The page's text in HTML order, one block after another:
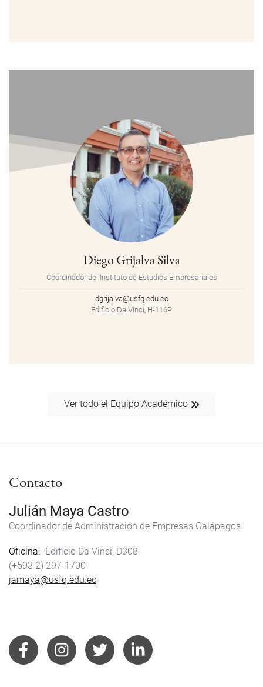
Diego Grijalva Silva
Coordinador del Instituto de Estudios Empresariales
dgrijalva@usfq.edu.ec
Edificio Da Vinci, H-116P
Ver todo el Equipo Académico
Contacto
Julián Maya Castro
Coordinador de Administración de Empresas Galápagos
Oficina
Edificio Da Vinci, D308
(+593 2) 297-1700
jamaya@usfq.edu.ec